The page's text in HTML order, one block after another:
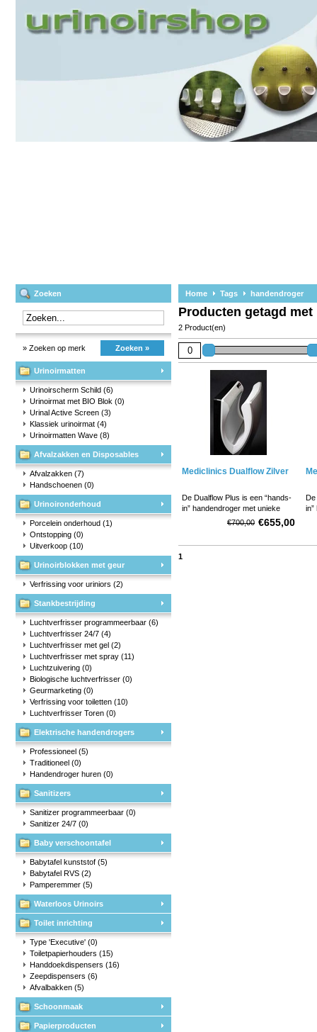
Zoeken
» Zoeken op merk Zoeken »
Urinoirmatten
Urinoirscherm Schild (6)
Urinoirmat met BIO Blok (0)
Urinal Active Screen (3)
Klassiek urinoirmat (4)
Urinoirmatten Wave (8)
Afvalzakken en Disposables
Afvalzakken (7)
Handschoenen (0)
Urinoironderhoud
Porcelein onderhoud (1)
Ontstopping (0)
Uitverkoop (10)
Urinoirblokken met geur
Verfrissing voor uriniors (2)
Stankbestrijding
Luchtverfrisser programmeerbaar (6)
Luchtverfrisser 24/7 (4)
Luchtverfrisser met gel (2)
Luchtverfrisser met spray (11)
Luchtzuivering (0)
Biologische luchtverfrisser (0)
Geurmarketing (0)
Verfrissing voor toiletten (10)
Luchtverfrisser Toren (0)
Elektrische handendrogers
Professioneel (5)
Traditioneel (0)
Handendroger huren (0)
Sanitizers
Sanitizer programmeerbaar (0)
Sanitizer 24/7 (0)
Baby verschoontafel
Babytafel kunststof (5)
Babytafel RVS (2)
Pamperemmer (5)
Waterloos Urinoirs
Toilet inrichting
Type 'Executive' (0)
Toiletpapierhouders (15)
Handdoekdispensers (16)
Zeepdispensers (6)
Afvalbakken (5)
Schoonmaak
Papierproducten
Home Tags handendroger
Producten getagd
2 Product(en)
Mediclinics Dualflow Zilver
De Dualflow Plus is een “hands-
in” handendroger met unieke
specificaties zoals:
laag stroomverbruik van 420W
€655,00
€700,00
De
1